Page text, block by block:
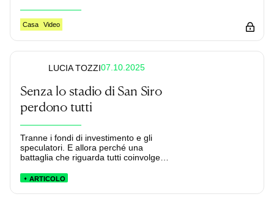
Casa Video
LUCIA TOZZI07.10.2025
Senza lo stadio di San Siro
perdono tutti
Tranne i fondi di investimento e gli
speculatori. E allora perché una
battaglia che riguarda tutti coinvolge
ARTICOLO